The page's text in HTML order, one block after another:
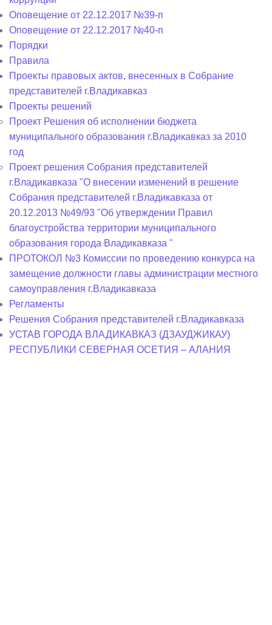
Оповещение от 22.12.2017 №39-п
Оповещение от 22.12.2017 №40-п
Порядки
Правила
Проекты правовых актов, внесенных в Собрание
представителей г.Владикавказ
Проекты решений
Проект Решения об исполнении бюджета
муниципального образования г.Владикавказ за 2010
год
Проект решения Собрания представителей
г.Владикавказа "О внесении изменений в решение
Собрания представителей г.Владикавказа от
20.12.2013 №49/93 "Об утверждении Правил
благоустройства территории муниципального
образования города Владикавказа "
ПРОТОКОЛ №3 Комиссии по проведению конкурса на
замещение должности главы администрации местного
самоуправления г.Владикавказа
Регламенты
Решения Собрания представителей г.Владикавказа
УСТАВ ГОРОДА ВЛАДИКАВКАЗ (ДЗАУДЖИКАУ)
РЕСПУБЛИКИ СЕВЕРНАЯ ОСЕТИЯ – АЛАНИЯ